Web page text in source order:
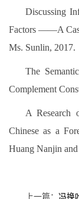
Discussing
Factors ——A
Ms. Sunlin, 2017.
The
Complement
A Research
Chinese as a
Huang Nanjin
上一篇： 冯换